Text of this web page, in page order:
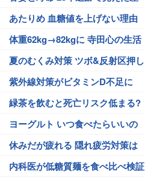
あたりめ 血糖値を上げない理由
体重62kg→82kgに 寺田心の生活
夏のむくみ対策 ツボ&反射区押し
紫外線対策がビタミンD不足に
緑茶を飲むと死亡リスク低まる?
ヨーグルト いつ食べたらいいの
休みだが疲れる 隠れ疲労対策は
内科医が低糖質麺を食べ比べ検証